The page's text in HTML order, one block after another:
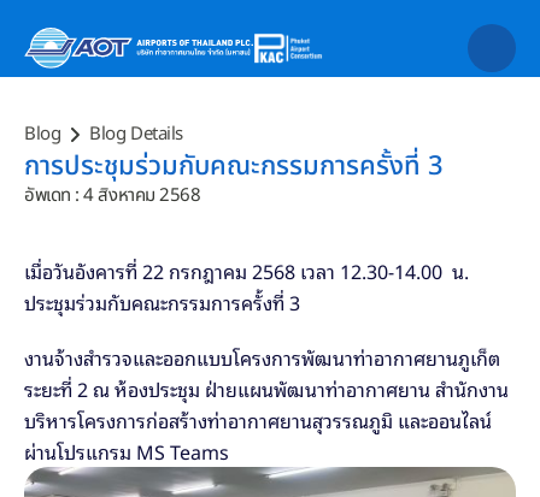
Blog Blog Details
การประชุมร่วมกับคณะกรรมการครั้งที่ 3
อัพเดท : 4 สิงหาคม 2568
เมื่อวันอังคารที่ 22 กรกฎาคม 2568 เวลา 12.30-14.00  น.
ประชุมร่วมกับคณะกรรมการครั้งที่ 3
งานจ้างสำรวจและออกแบบโครงการพัฒนาท่าอากาศยานภูเก็ต
ระยะที่ 2 ณ ห้องประชุม ฝ่ายแผนพัฒนาท่าอากาศยาน สำนักงาน
บริหารโครงการก่อสร้างท่าอากาศยานสุวรรณภูมิ และออนไลน์
ผ่านโปรแกรม MS Teams